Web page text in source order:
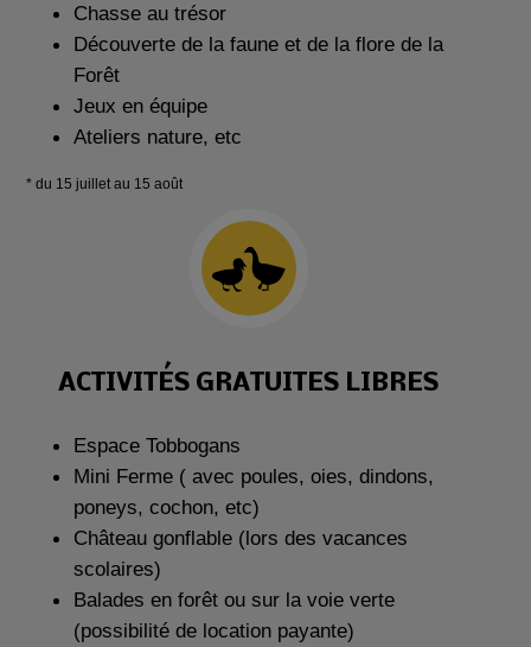
Chasse au trésor
Découverte de la faune et de la flore de la
Forêt
Jeux en équipe
Ateliers nature, etc
* du 15 juillet au 15 août
ACTIVITÉS GRATUITES LIBRES
Espace Tobbogans
Mini Ferme ( avec poules, oies, dindons,
poneys, cochon, etc)
Château gonflable (lors des vacances
scolaires)
Balades en forêt ou sur la voie verte
(possibilité de location payante)